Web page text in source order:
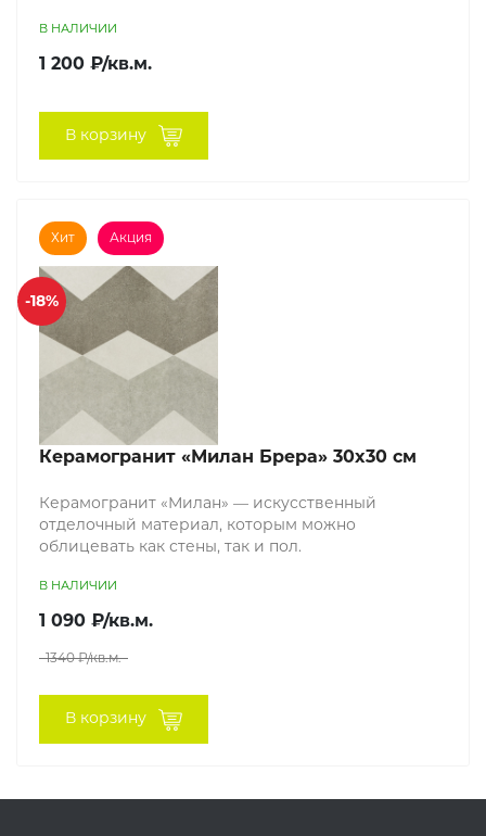
В НАЛИЧИИ
1 200 ₽/кв.м.
В корзину
Хит Акция
-18%
Керамогранит «Милан Брера» 30x30 см
Керамогранит «Милан» — искусственный
отделочный материал, которым можно
облицевать как стены, так и пол.
В НАЛИЧИИ
1 090 ₽/кв.м.
1340 ₽/кв.м.
В корзину